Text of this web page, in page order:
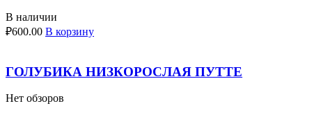
В наличии
₽600.00 В корзину
ГОЛУБИКА НИЗКОРОСЛАЯ ПУТТЕ
Нет обзоров